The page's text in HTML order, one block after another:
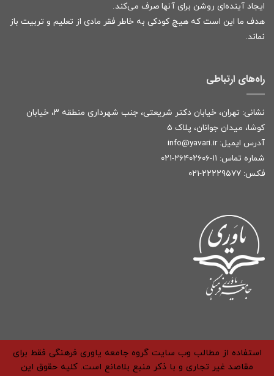
ایجاد آینده‌ای روشن برای آنها صرف می‌کند.
هدف ما این است که هیچ کودکی به خاطر فقر مادی از تعلیم و تربیت باز
نماند.
راه‌های ارتباطی
نشانی: تهران، خیابان دکتر شریعتی، جنب شهرداری منطقه ۳، خیابان
کوشا، میدان جوانان، پلاک ۵
آدرس ایمیل: info@yavari.ir
شماره تماس: ۱۱-۲۶۴۰۲۶۰۶-۰۲۱
فکس: ۲۲۲۲۹۵۷۷-۰۲۱
استفاده از مطالب وب سایت گروه جامعه یاوری فرهنگی فقط برای
مقاصد غیر تجاری و با ذکر منبع بلامانع است. کلیه حقوق این